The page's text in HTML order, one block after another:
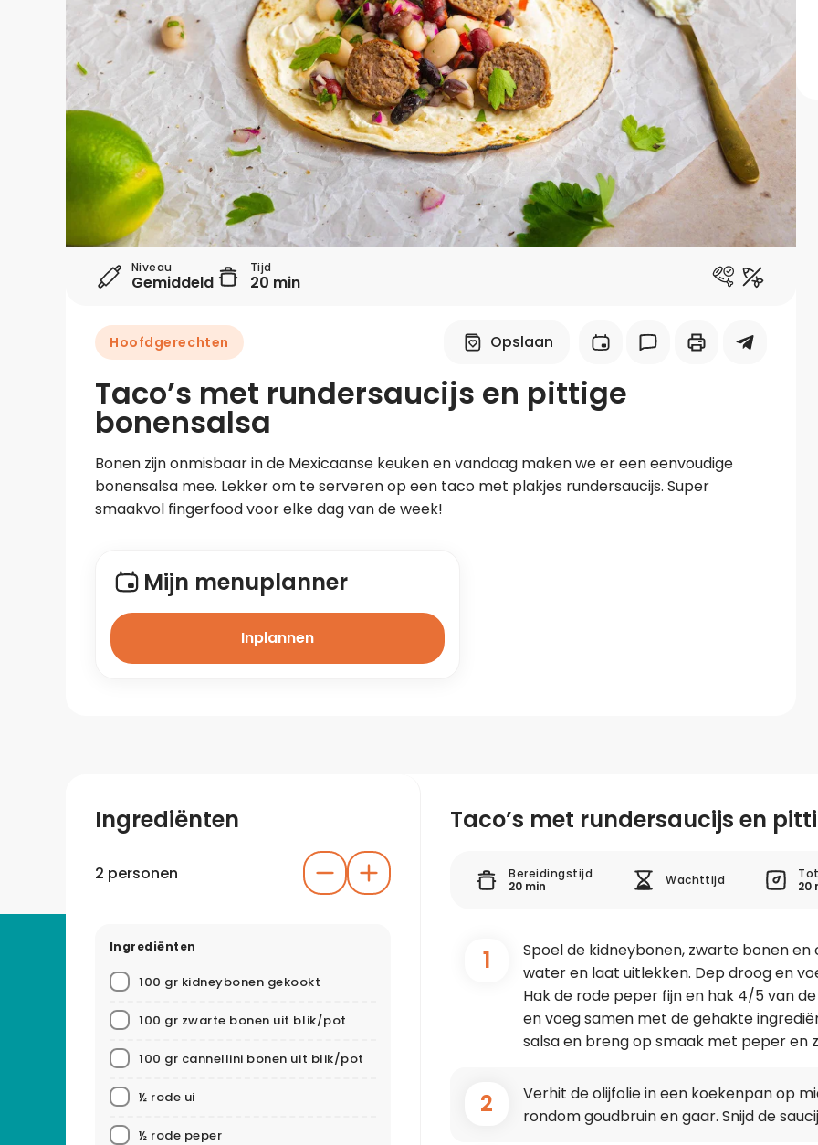
Midden-Oosters
Kooktips & blogs
Leer koken als een chef
Kooktips & blogs
Niveau
Gemiddeld
Tijd
20 min
Hoofdgerechten Opslaan
Taco’s met rundersaucijs en pittige
bonensalsa
Bonen zijn onmisbaar in de Mexicaanse keuken en vandaag maken we er een eenvoudige
bonensalsa mee. Lekker om te serveren op een taco met plakjes rundersaucijs. Super
smaakvol fingerfood voor elke dag van de week!
Mijn menuplanner
Inplannen
Ingrediënten
2 personen
Ingrediënten
100 gr kidneybonen gekookt
100 gr zwarte bonen uit blik/pot
100 gr cannellini bonen uit blik/pot
½ rode ui
½ rode peper
Taco’s met rundersaucijs en
Bereidingstijd
20 min
Wachttijd
20
1
Spoel de kidneybonen, zwarte bonen
water en laat uitlekken. Dep droog en
Hak de rode peper fijn en hak 4/5 van
en voeg samen met de gehakte
salsa en breng op smaak met peper en
2
Verhit de olijfolie in een koekenpan op
rondom goudbruin en gaar. Snijd de